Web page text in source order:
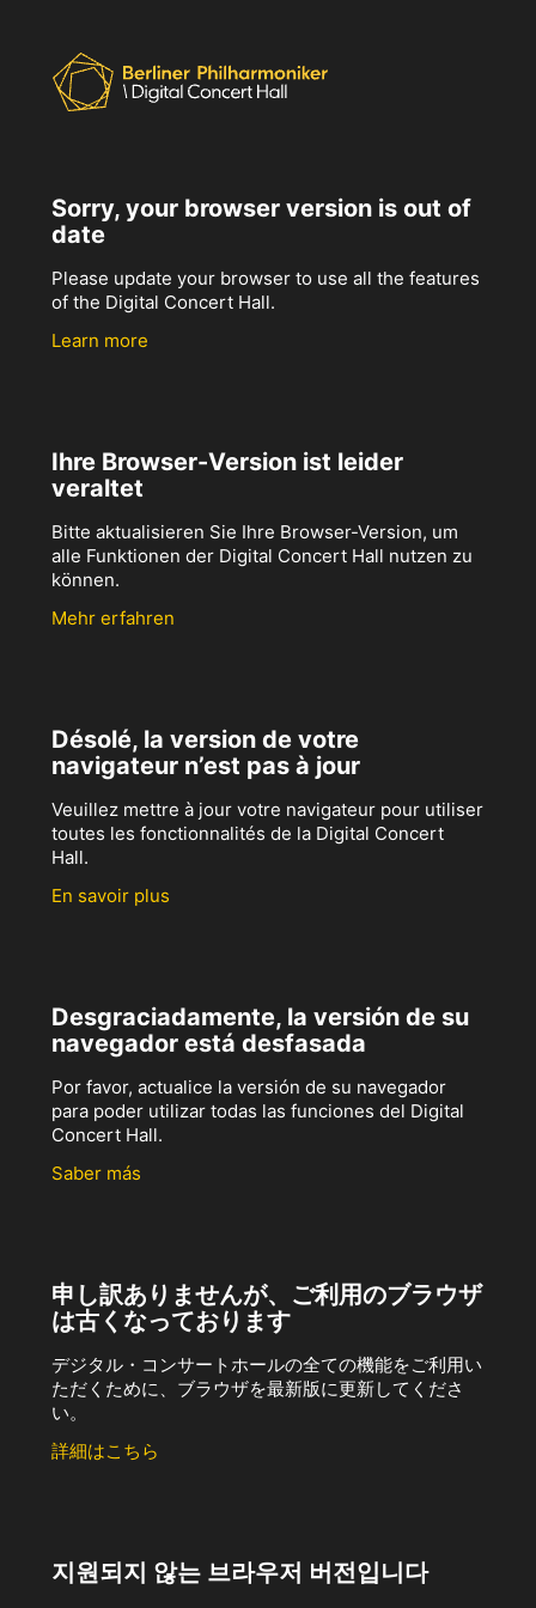
Sorry, your browser version is out of
date
Please update your browser to use all the features
of the Digital Concert Hall.
Learn more
Ihre Browser-Version ist leider
veraltet
Bitte aktualisieren Sie Ihre Browser-Version, um
alle Funktionen der Digital Concert Hall nutzen zu
können.
Mehr erfahren
Désolé, la version de votre
navigateur n’est pas à jour
Veuillez mettre à jour votre navigateur pour utiliser
toutes les fonctionnalités de la Digital Concert
Hall.
En savoir plus
Desgraciadamente, la versión de su
navegador está desfasada
Por favor, actualice la versión de su navegador
para poder utilizar todas las funciones del Digital
Concert Hall.
Saber más
申し訳ありませんが、ご利用のブラウザ
は古くなっております
デジタル・コンサートホールの全ての機能をご利用い
ただくために、ブラウザを最新版に更新してくださ
い。
詳細はこちら
지원되지 않는 브라우저 버전입니다